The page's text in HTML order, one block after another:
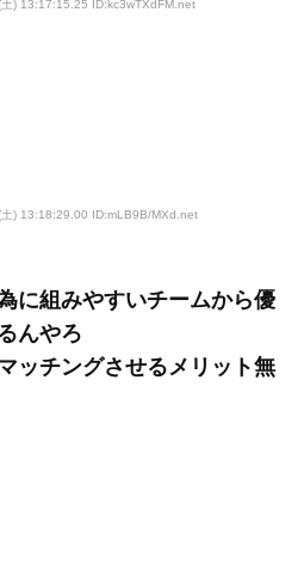
) 13:17:15.25 ID:kc3wTXdFM .net
) 13:18:29.00 ID:mLB9B/MXd.net
に組みやすいチームから優
んやろ
ッチングさせるメリット無